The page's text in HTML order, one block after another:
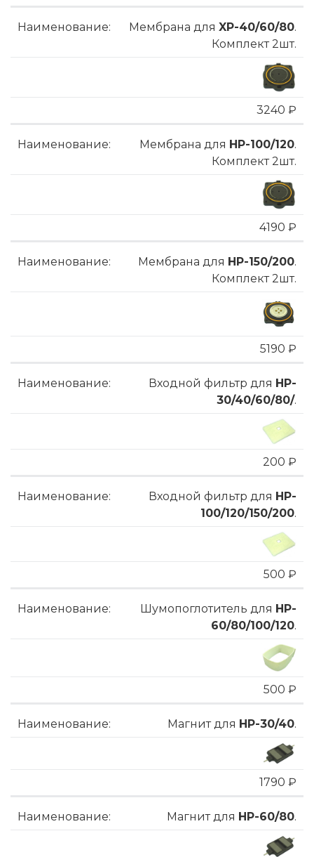
Мембрана для XP-40/60/80.
Комплект 2шт.
3240 ₽
Мембрана для HP-100/120.
Комплект 2шт.
4190 ₽
Мембрана для HP-150/200.
Комплект 2шт.
5190 ₽
Входной фильтр для HP-
30/40/60/80/.
200 ₽
Входной фильтр для HP-
100/120/150/200.
500 ₽
Шумопоглотитель для HP-
60/80/100/120.
500 ₽
Магнит для HP-30/40.
1790 ₽
Магнит для HP-60/80.